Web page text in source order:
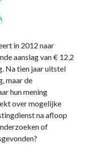
in 2012 naar
aanslag van € 12,2
Na tien jaar uitstel
maar de
hun mening
over mogelijke
na afloop
of